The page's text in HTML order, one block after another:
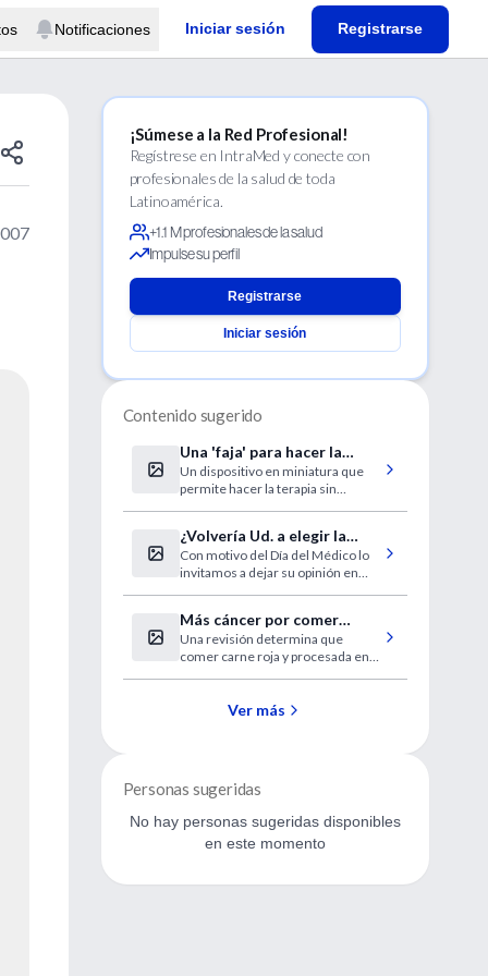
Notificaciones Iniciar sesión Registrarse
¡Súmese a la Red Profesional!
Regístrese en IntraMed y conecte con
profesionales de la salud de toda
Latinoamérica.
+1.1 M profesionales de la salud
Impulse su perfil
Registrarse
Iniciar sesión
Contenido sugerido
Una 'faja' para hacer la
diálisis en libertad
Un dispositivo en miniatura que
permite hacer la terapia sin
¿Volvería Ud. a elegir la
profesión de médico?
Con motivo del Día del Médico lo
invitamos a dejar su opinión en
Más cáncer por comer
mucha carne roja
Una revisión determina que
comer carne roja y procesada en
esófago, hígado, pulmón y
Ver más
Personas sugeridas
No hay personas sugeridas disponibles
en este momento